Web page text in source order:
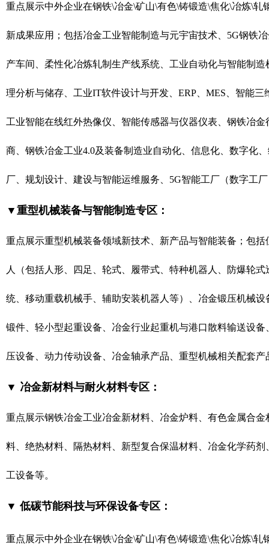
重点展示中外企业在钢铁\冶金\矿山\有色\铸锻造\焦化\冶炼\
新成果应用；包括冶金工业智能制造与元宇宙技术、5G钢铁
产车间、柔性化冶炼轧制生产线系统、工业自动化与智能制
理分析与储存、工业IT软件设计与开发、ERP、MES、智能
工业智能在线红外热像仪、智能传感器与仪器仪表、钢铁冶
商、钢铁冶金工业4.0及装备制造业自动化、信息化、数字化
厂、规划设计、建设与智能运维服务、5G智能工厂（数字工
▼重型机械装备与智能制造专区：
重点展示重型机械装备领域新技术、新产品与智能装备；包
人（包括人形、四足、轮式、履带式、特种机器人、防爆轮
统、移动重载机械手、辅助安装机器人等）、冶金锻压机械
锻件、 轻小型起重设备、冶金行业起重机与港口散料输送设
压设备、动力传动设备、冶金轴承产品、重型机械相关配套
▼ 冶金新材料与耐火材料专区：
重点展示钢铁冶金工业冶金新材料、冶金炉料、有色金属合
料、绝热材料、隔热材料、新型复合保温材料、冶金化学药
工设备等。
▼ 低碳节能科技与环保设备专区：
重点展示中外企业在钢铁\冶金\矿山\有色\铸锻造\焦化\冶炼\